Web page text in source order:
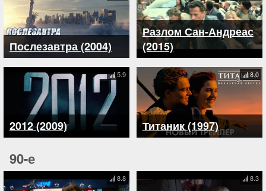
Послезавтра (2004)
Разлом Сан-Андреас
(2015)
2012 (2009)
5.9
Титаник (1997)
8.0
90-е
8.8 8.3